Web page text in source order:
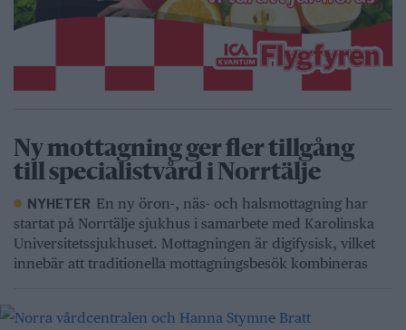
Ny mottagning ger fler tillgång
till specialistvård i Norrtälje
NYHETER En ny öron-, näs- och halsmottagning har
startat på Norrtälje sjukhus i samarbete med Karolinska
Universitetssjukhuset. Mottagningen är digifysisk, vilket
innebär att traditionella mottagningsbesök kombineras